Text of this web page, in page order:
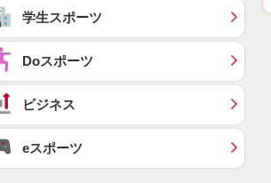
学生スポーツ
Doスポーツ
ビジネス
eスポーツ